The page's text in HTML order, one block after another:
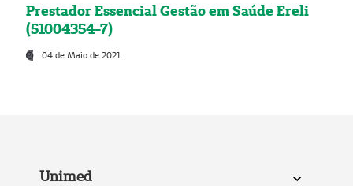
Prestador Essencial Gestão em Saúde Ereli
(51004354-7)
04 de Maio de 2021
Unimed